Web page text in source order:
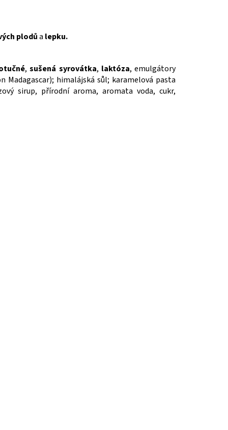
plodůa lepku.
,sušená syrovátka, laktóza, emulgátory
himalájská sůl; karamelová pasta
sirup, přírodní aroma, aromata voda, cukr,